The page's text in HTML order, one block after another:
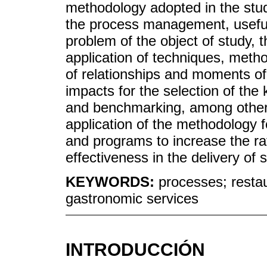
methodology adopted in the
the process management,
problem of the object of study,
application of techniques,
of relationships and moments
impacts for the selection of the
and benchmarking, among
application of the methodology
and programs to increase the
effectiveness in the delivery of
KEYWORDS: processes;
gastronomic services
INTRODUCCIÓN